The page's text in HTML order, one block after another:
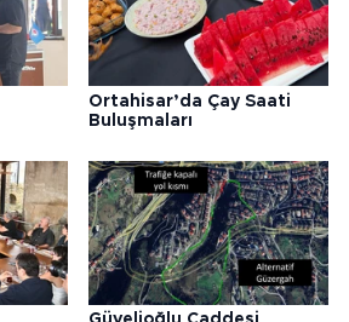
Ortahisar’da Çay Saati
Buluşmaları